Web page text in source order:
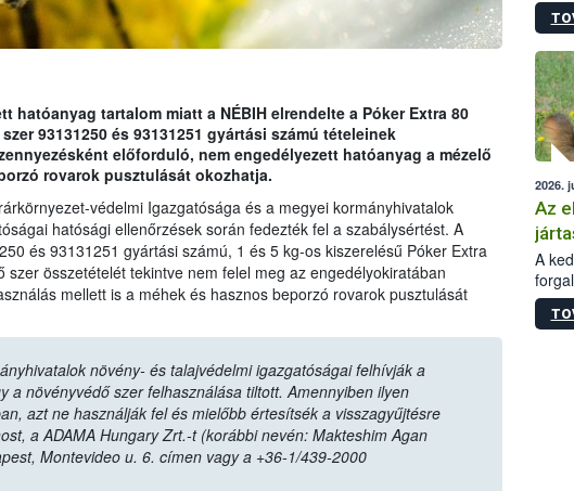
hatóanyag tartalom miatt a NÉBIH elrendelte a Póker Extra 80
93131250 és 93131251 gyártási számú tételeinek
előforduló, nem engedélyezett hatóanyag a mézelő
rovarok pusztulását okozhatja.
védelmi Igazgatósága és a megyei kormányhivatalok
hatósági ellenőrzések során fedezték fel a szabálysértést. A
és 93131251 gyártási számú, 1 és 5 kg-os kiszerelésű Póker Extra
szer összetételét tekintve nem felel meg az engedélyokiratában
mellett is a méhek és hasznos beporzó rovarok pusztulását
növény- és talajvédelmi igazgatóságai felhívják a
a növényvédő szer felhasználása tiltott. Amennyiben ilyen
azt ne használják fel és mielőbb értesítsék a visszagyűjtésre
a ADAMA Hungary Zrt.-t (korábbi nevén: Makteshim Agan
Montevideo u. 6. címen vagy a +36-1/439-2000
15.
2026.
Az
A